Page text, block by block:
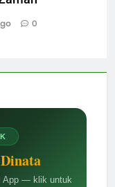
App — klik untuk
0